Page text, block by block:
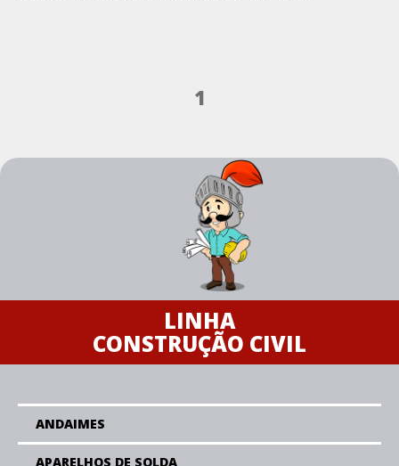
1
LINHA
CONSTRUÇÃO CIVIL
ANDAIMES
APARELHOS DE SOLDA